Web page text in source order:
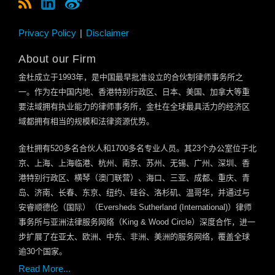
Privacy Policy Disclaimer
About our Firm
金杜成立于1993年，是中国最早批准设立的合伙制律师事务所之
一。作为在中国内地、香港特别行政区、日本、美国、加拿大等重
要法域拥有执业能力的律师事务所，金杜在全球最具活力的经济区
域都拥有相当的规模和法律资源优势。
金杜拥有520多名合伙人和 1700多名专业人员。其23个办公室位于北
京、上海、上海临港、杭州、南京、苏州、无锡、广州、深圳、香
港特别行政区、横琴（澳门联营）、海口、三亚、成都、重庆、青
岛、济南、长春、东京、纽约、硅谷、洛杉矶、温哥华，并通过与
安睿顺德伦（国际）（ Eversheds Sutherland (International)）律师
事务所与亚洲法律服务网络（ King & Wood Circle）深度合作，进一
步扩展了在亚太、欧洲、中东、非洲、美洲的服务网络，覆盖全球
逾30个国家。
Read More...